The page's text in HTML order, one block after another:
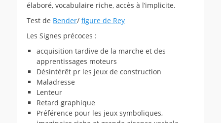
élaboré, vocabulaire riche, accès à l’implicite.
Test de Bender/ figure de Rey
Les Signes précoces :
acquisition tardive de la marche et des
apprentissages moteurs
Désintérêt pr les jeux de construction
Maladresse
Lenteur
Retard graphique
Préférence pour les jeux symboliques,